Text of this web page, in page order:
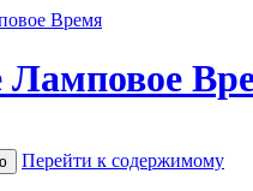
Ламповое
Перейти к содержимому